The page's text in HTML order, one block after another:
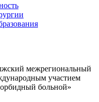
межрегиональный
участием
больной»